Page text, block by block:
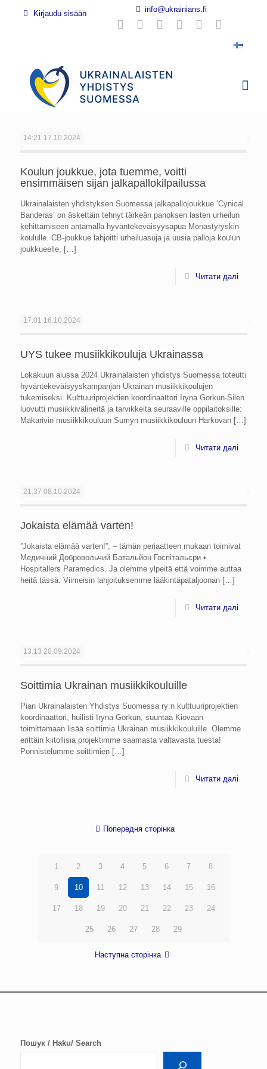
Kirjaudu sisään info@ukrainians.fi
14:21 17.10.2024
Koulun joukkue, jota tuemme, voitti
ensimmäisen sijan jalkapallokilpailussa
Ukrainalaisten yhdistyksen Suomessa jalkapallojoukkue ’Cynical
Banderas’ on äskettäin tehnyt tärkeän panoksen lasten urheilun
kehittämiseen antamalla hyväntekeväisyysapua Monastyryskin
koululle. CB-joukkue lahjoitti urheiluasuja ja uusia palloja koulun
joukkueelle, […]
Читати далі
17:01 16.10.2024
UYS tukee musiikkikouluja Ukrainassa
Lokakuun alussa 2024 Ukrainalaisten yhdistys Suomessa toteutti
hyväntekeväisyyskampanjan Ukrainan musiikkikoulujen
tukemiseksi. Kulttuuriprojektien koordinaattori Iryna Gorkun-Silen
luovutti musiikkivälineitä ja tarvikkeita seuraaville oppilaitoksille:
Makarivin musiikkikouluun Sumyn musiikkikouluun Harkovan[…]
Читати далі
21:37 08.10.2024
Jokaista elämää varten!
”Jokaista elämää varten!”, – tämän periaatteen mukaan toimivat
Медичний Добровольчий Батальйон Госпітальєри •
Hospitallers Paramedics. Ja olemme ylpeitä että voimme auttaa
heitä tässä. Viimeisin lahjoituksemme lääkintäpataljoonan[…]
Читати далі
13:13 20.09.2024
Soittimia Ukrainan musiikkikouluille
Pian Ukrainalaisten Yhdistys Suomessa ry:n kulttuuriprojektien
koordinaattori, huilisti Iryna Gorkun, suuntaa Kiovaan
toimittamaan lisää soittimia Ukrainan musiikkikouluille. Olemme
erittäin kiitollisia projektimme saamasta valtavasta tuesta!
Ponnistelumme soittimien[…]
Читати далі
Попередня сторінка
1 2 3 4 5 6 7 8
9 10 11 12 13 14 15 16
17 18 19 20 21 22 23 24
25 26 27 28 29
Наступна сторінка
Пошук / Haku/ Search